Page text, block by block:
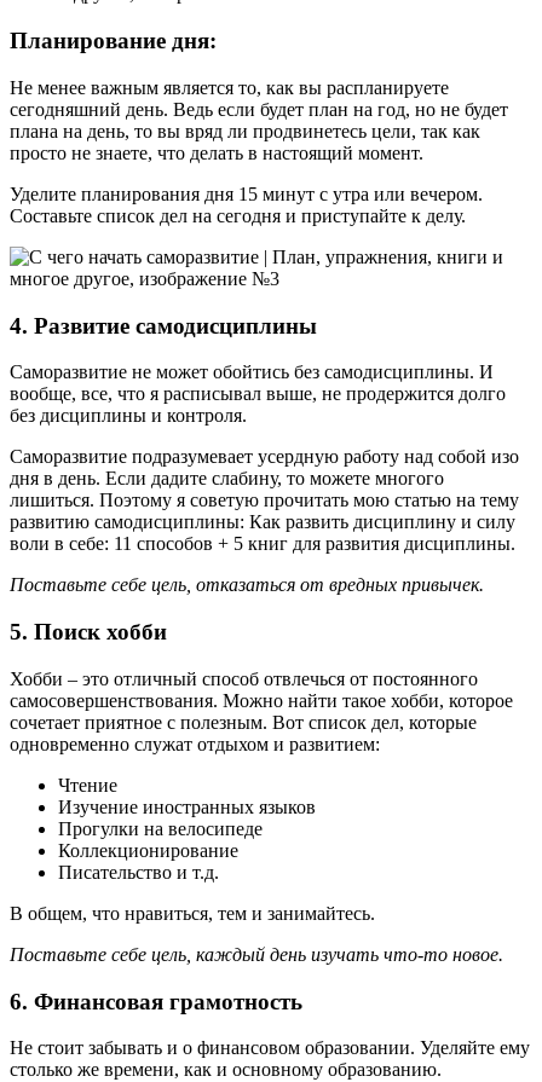
Планирование дня:
Не менее важным является то, как вы распланируете
сегодняшний день. Ведь если будет план на год, но не будет
плана на день, то вы вряд ли продвинетесь цели, так как
просто не знаете, что делать в настоящий момент.
Уделите планирования дня 15 минут с утра или вечером.
Составьте список дел на сегодня и приступайте к делу.
4. Развитие самодисциплины
Саморазвитие не может обойтись без самодисциплины. И
вообще, все, что я расписывал выше, не продержится долго
без дисциплины и контроля.
Саморазвитие подразумевает усердную работу над собой изо
дня в день. Если дадите слабину, то можете многого
лишиться. Поэтому я советую прочитать мою статью на тему
развитию самодисциплины: Как развить дисциплину и силу
воли в себе: 11 способов + 5 книг для развития дисциплины.
Поставьте себе цель, отказаться от вредных привычек.
5. Поиск хобби
Хобби – это отличный способ отвлечься от постоянного
самосовершенствования. Можно найти такое хобби, которое
сочетает приятное с полезным. Вот список дел, которые
одновременно служат отдыхом и развитием:
Чтение
Изучение иностранных языков
Прогулки на велосипеде
Коллекционирование
Писательство и т.д.
В общем, что нравиться, тем и занимайтесь.
Поставьте себе цель, каждый день изучать что-то новое.
6. Финансовая грамотность
Не стоит забывать и о финансовом образовании. Уделяйте ему
столько же времени, как и основному образованию.